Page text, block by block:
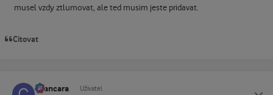
musel vzdy ztlumovat, ale ted musim jeste pridavat.
Citovat
cvancara Uživatel